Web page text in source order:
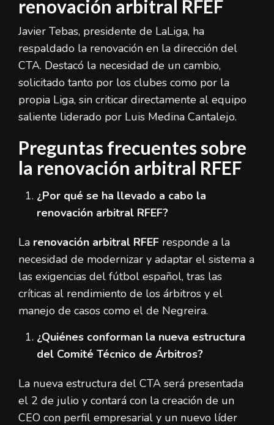
renovación arbitral RFEF
Javier Tebas, presidente de LaLiga, ha
respaldado la renovación en la dirección del
CTA. Destacó la necesidad de un cambio,
solicitado tanto por los clubes como por la
propia Liga, sin criticar directamente al equipo
saliente liderado por Luis Medina Cantalejo.
Preguntas frecuentes sobre
la renovación arbitral RFEF
¿Por qué se ha llevado a cabo la
renovación arbitral RFEF?
La renovación arbitral RFEF responde a la
necesidad de modernizar y adaptar el sistema a
las exigencias del fútbol español, tras las
críticas al rendimiento de los árbitros y el
manejo de casos como el de Negreira.
¿Quiénes conforman la nueva estructura
del Comité Técnico de Árbitros?
La nueva estructura del CTA será presentada
el 2 de julio y contará con la creación de un
CEO con perfil empresarial y un nuevo líder